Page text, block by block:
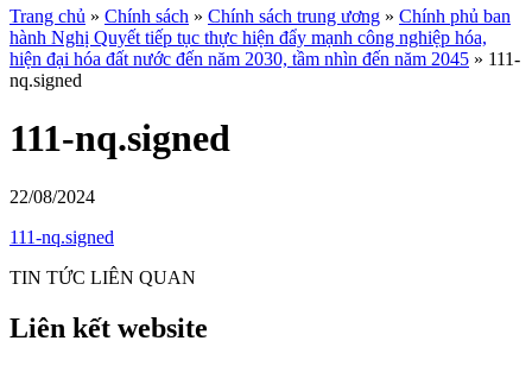
Trang chủ » Chính sách » Chính sách trung ương » Chính phủ ban
hành Nghị Quyết tiếp tục thực hiện đẩy mạnh công nghiệp hóa,
hiện đại hóa đất nước đến năm 2030, tầm nhìn đến năm 2045 » 111-
nq.signed
111-nq.signed
22/08/2024
111-nq.signed
TIN TỨC LIÊN QUAN
Liên kết website